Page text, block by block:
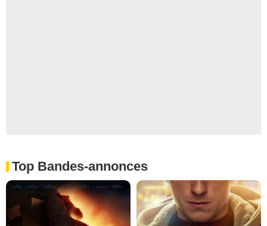
Top Bandes-annonces